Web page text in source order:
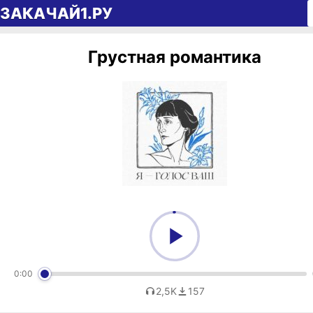
Перейти к содержимому
ЗАКАЧАЙ1.РУ
Грустная романтика
0:00
2,5K 157